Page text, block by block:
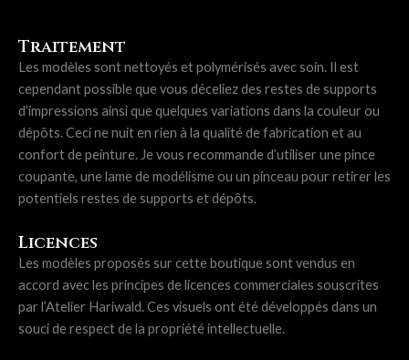
Traitement
Les modèles sont nettoyés et polymérisés avec soin. Il est
cependant possible que vous déceliez des restes de supports
d’impressions ainsi que quelques variations dans la couleur ou
dépôts. Ceci ne nuit en rien à la qualité de fabrication et au
confort de peinture. Je vous recommande d’utiliser une pince
coupante, une lame de modélisme ou un pinceau pour retirer les
potentiels restes de supports et dépôts.
Licences
Les modèles proposés sur cette boutique sont vendus en
accord avec les principes de licences commerciales souscrites
par l’Atelier Hariwald. Ces visuels ont été développés dans un
souci de respect de la propriété intellectuelle.